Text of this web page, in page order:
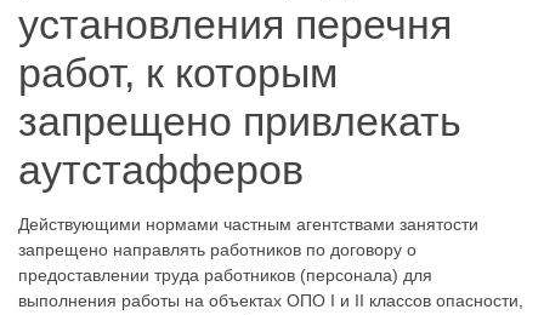
установления перечня
работ, к которым
запрещено привлекать
аутстафферов
Действующими нормами частным агентствами занятости
запрещено направлять работников по договору о
предоставлении труда работников (персонала) для
выполнения работы на объектах ОПО I и II классов опасности,